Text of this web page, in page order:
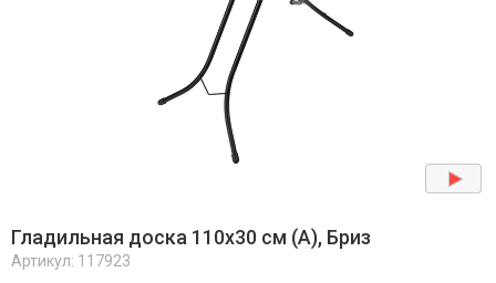
Гладильная доска 110х30 см (A), Бриз
Артикул: 117923